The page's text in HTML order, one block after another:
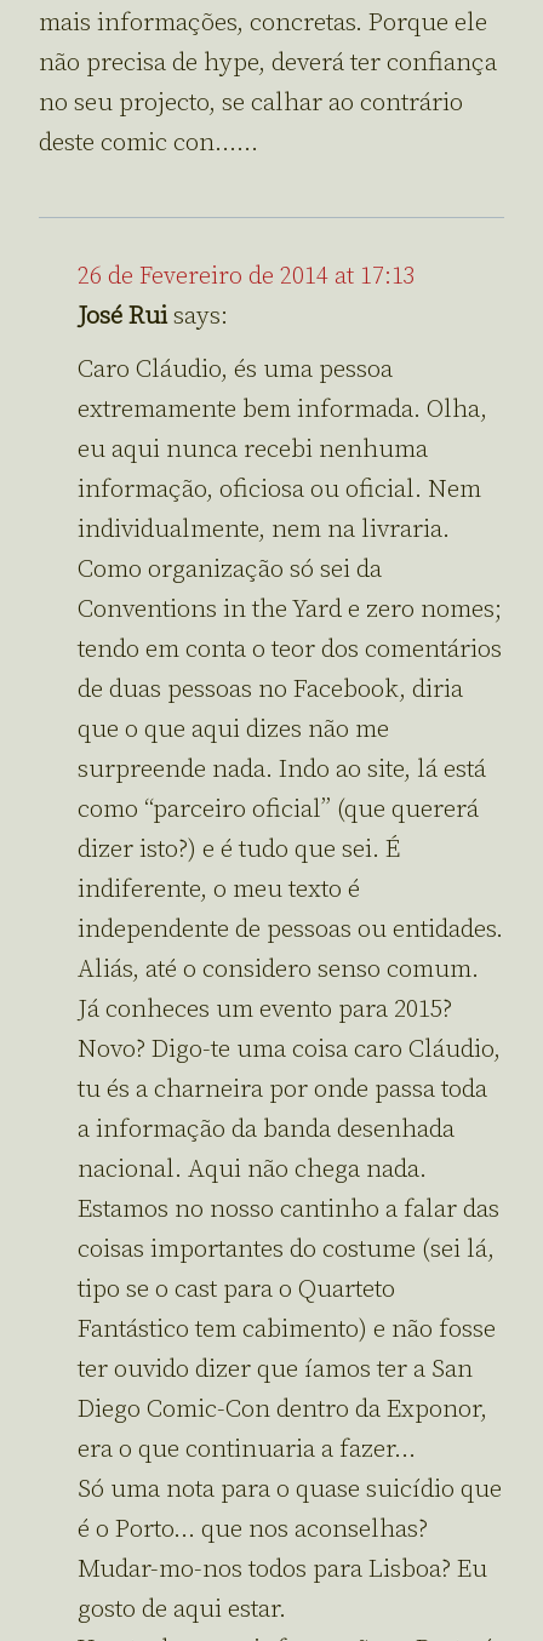
mais informações, concretas. Porque ele
não precisa de hype, deverá ter confiança
no seu projecto, se calhar ao contrário
deste comic con……
26 de Fevereiro de 2014 at 17:13
José Ruisays:
Caro Cláudio, és uma pessoa
extremamente bem informada. Olha,
eu aqui nunca recebi nenhuma
informação, oficiosa ou oficial. Nem
individualmente, nem na livraria.
Como organização só sei da
Conventions in the Yard e zero nomes;
tendo em conta o teor dos comentários
de duas pessoas no Facebook, diria
que o que aqui dizes não me
surpreende nada. Indo ao site, lá está
como “parceiro oficial” (que quererá
dizer isto?) e é tudo que sei. É
indiferente, o meu texto é
independente de pessoas ou entidades.
Aliás, até o considero senso comum.
Já conheces um evento para 2015?
Novo? Digo-te uma coisa caro Cláudio,
tu és a charneira por onde passa toda
a informação da banda desenhada
nacional. Aqui não chega nada.
Estamos no nosso cantinho a falar das
coisas importantes do costume (sei lá,
tipo se o cast para o Quarteto
Fantástico tem cabimento) e não fosse
ter ouvido dizer que íamos ter a San
Diego Comic-Con dentro da Exponor,
era o que continuaria a fazer…
Só uma nota para o quase suicídio que
é o Porto… que nos aconselhas?
Mudar-mo-nos todos para Lisboa? Eu
gosto de aqui estar.